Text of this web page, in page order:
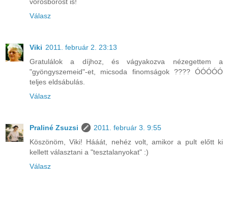
Válasz
Viki 2011. február 2. 23:13
Gratulálok a díjhoz, és vágyakozva nézegettem a
"gyöngyszemeid"-et, micsoda finomságok ???? ÓÓÓÓÓ
teljes eldsábulás.
Válasz
Praliné Zsuzsi
2011. február 3. 9:55
Köszönöm, Viki! Hááát, nehéz volt, amikor a pult előtt ki
kellett választani a "tesztalanyokat" :)
Válasz